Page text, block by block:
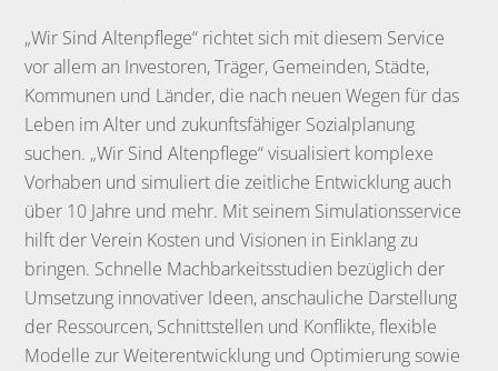
„Wir Sind Altenpflege“ richtet sich mit diesem Service
vor allem an Investoren, Träger, Gemeinden, Städte,
Kommunen und Länder, die nach neuen Wegen für das
Leben im Alter und zukunftsfähiger Sozialplanung
suchen. „Wir Sind Altenpflege“ visualisiert komplexe
Vorhaben und simuliert die zeitliche Entwicklung auch
über 10 Jahre und mehr. Mit seinem Simulationsservice
hilft der Verein Kosten und Visionen in Einklang zu
bringen. Schnelle Machbarkeitsstudien bezüglich der
Umsetzung innovativer Ideen, anschauliche Darstellung
der Ressourcen, Schnittstellen und Konflikte, flexible
Modelle zur Weiterentwicklung und Optimierung sowie